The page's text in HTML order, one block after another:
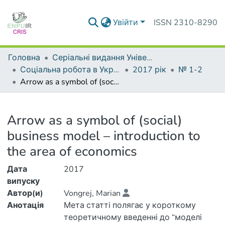
Увійти ISSN 2310-8290
Головна
Серіальні видання Університету
Соціальна робота в Україні: теорія і практика
2017 рік
№ 1-2
Arrow as a symbol of (social) business model – introduction to the area of economics
Arrow as a symbol of (social)
business model – introduction to
the area of economics
Дата
випуску
2017
Автор(и)
Vongrej, Marian
Анотація
Мета статті полягає у короткому
теоретичному введенні до “моделі